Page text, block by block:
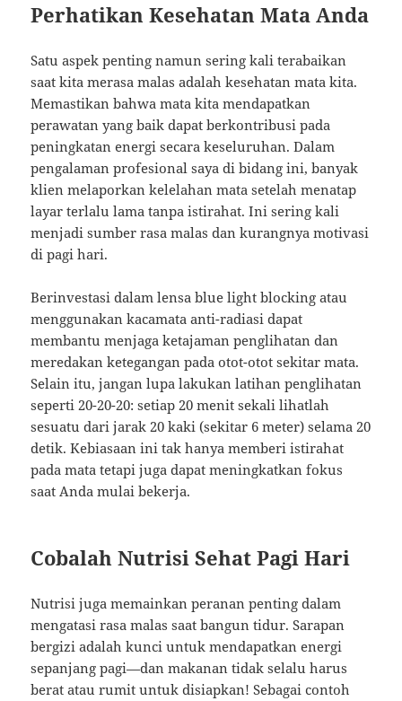
Perhatikan Kesehatan Mata Anda
Satu aspek penting namun sering kali terabaikan
saat kita merasa malas adalah kesehatan mata kita.
Memastikan bahwa mata kita mendapatkan
perawatan yang baik dapat berkontribusi pada
peningkatan energi secara keseluruhan. Dalam
pengalaman profesional saya di bidang ini, banyak
klien melaporkan kelelahan mata setelah menatap
layar terlalu lama tanpa istirahat. Ini sering kali
menjadi sumber rasa malas dan kurangnya motivasi
di pagi hari.
Berinvestasi dalam lensa blue light blocking atau
menggunakan kacamata anti-radiasi dapat
membantu menjaga ketajaman penglihatan dan
meredakan ketegangan pada otot-otot sekitar mata.
Selain itu, jangan lupa lakukan latihan penglihatan
seperti 20-20-20: setiap 20 menit sekali lihatlah
sesuatu dari jarak 20 kaki (sekitar 6 meter) selama 20
detik. Kebiasaan ini tak hanya memberi istirahat
pada mata tetapi juga dapat meningkatkan fokus
saat Anda mulai bekerja.
Cobalah Nutrisi Sehat Pagi Hari
Nutrisi juga memainkan peranan penting dalam
mengatasi rasa malas saat bangun tidur. Sarapan
bergizi adalah kunci untuk mendapatkan energi
sepanjang pagi—dan makanan tidak selalu harus
berat atau rumit untuk disiapkan! Sebagai contoh